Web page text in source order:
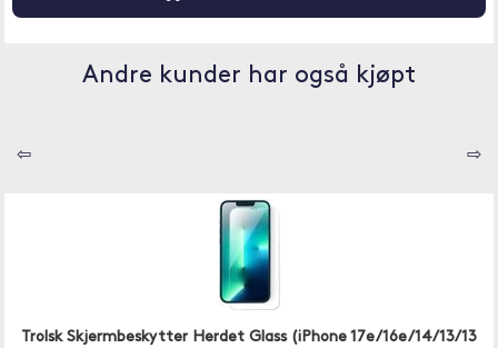
Andre kunder har også kjøpt
⇦ ⇨
Trolsk Skjermbeskytter Herdet Glass (iPhone 17e/16e/14/13/13